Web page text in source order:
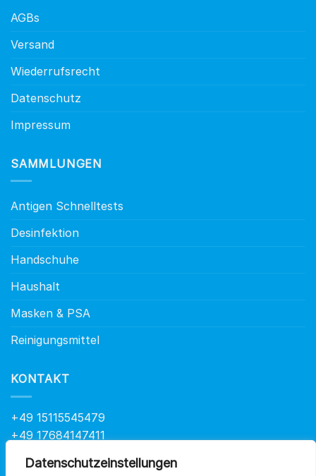
Datenschutzeinstellungen
AGBs
Versand
Wiederrufsrecht
Datenschutz
Impressum
SAMMLUNGEN
Antigen Schnelltests
Desinfektion
Handschuhe
Haushalt
Masken & PSA
Reinigungsmittel
KONTAKT
+49 15115545479
+49 17684147411